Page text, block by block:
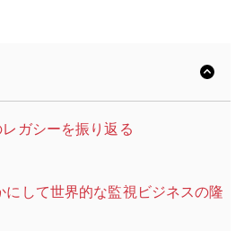
レガシーを振り返る
にして世界的な監視ビジネスの隆